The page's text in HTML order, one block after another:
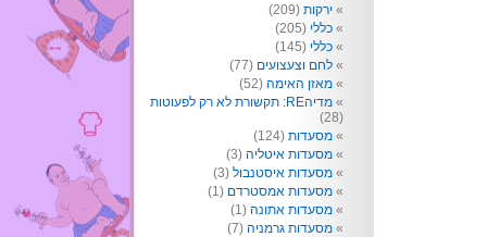
ירקות (209)
כללי (205)
כללי (145)
לחם וצעצועים (77)
מאזן האימה (52)
מדיהRE: תקשורת לא רק לפעוטות
(28)
מסעדות (124)
מסעדות איטליה (3)
מסעדות איסטנבול (3)
מסעדות אמסטרדם (1)
מסעדות אתונה (1)
מסעדות גרמניה (7)